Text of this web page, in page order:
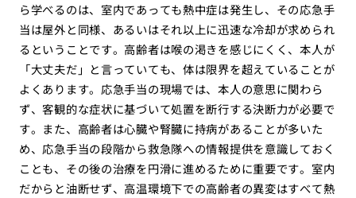
ら学べるのは、室内であっても熱中症は発生し、その応急手
当は屋外と同様、あるいはそれ以上に迅速な冷却が求められ
るということです。高齢者は喉の渇きを感じにくく、本人が
「大丈夫だ」と言っていても、体は限界を超えていることが
よくあります。応急手当の現場では、本人の意思に関わら
ず、客観的な症状に基づいて処置を断行する決断力が必要で
す。また、高齢者は心臓や腎臓に持病があることが多いた
め、応急手当の段階から救急隊への情報提供を意識しておく
ことも、その後の治療を円滑に進めるために重要です。室内
だからと油断せず、高温環境下での高齢者の異変はすべて熱